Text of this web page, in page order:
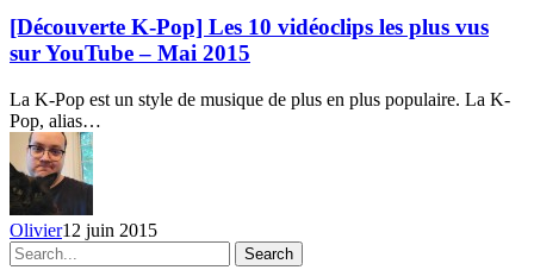
Pop]
Les
10
les
plus
vus
sur
YouTube
–
Mai
2015
[Découverte K-Pop] Les 10 vidéoclips les plus vus
sur YouTube – Mai 2015
La K-Pop est un style de musique de plus en plus populaire. La K-
Pop, alias…
Olivier12 juin 2015
Search